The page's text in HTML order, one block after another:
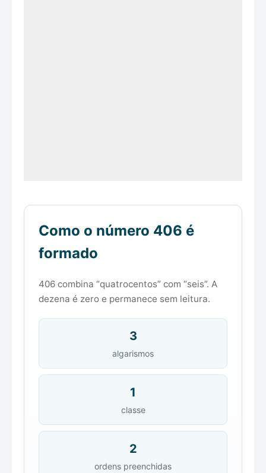
Como o número 406 é
formado
406 combina “quatrocentos” com “seis”. A
dezena é zero e permanece sem leitura.
3
algarismos
1
classe
2
ordens preenchidas